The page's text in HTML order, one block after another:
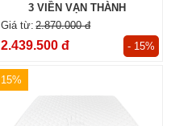
3 VIỀN VẠN THÀNH
2.870.000 đ
2.439.500 đ - 15%
15%